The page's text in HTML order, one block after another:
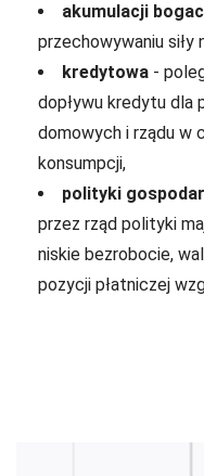
akumulacji
przechowywaniu
kredytowa -
dopływu kredytu dla
domowych i rządu w
konsumpcji,
polityki
przez rząd polityki
niskie bezrobocie,
pozycji płatniczej